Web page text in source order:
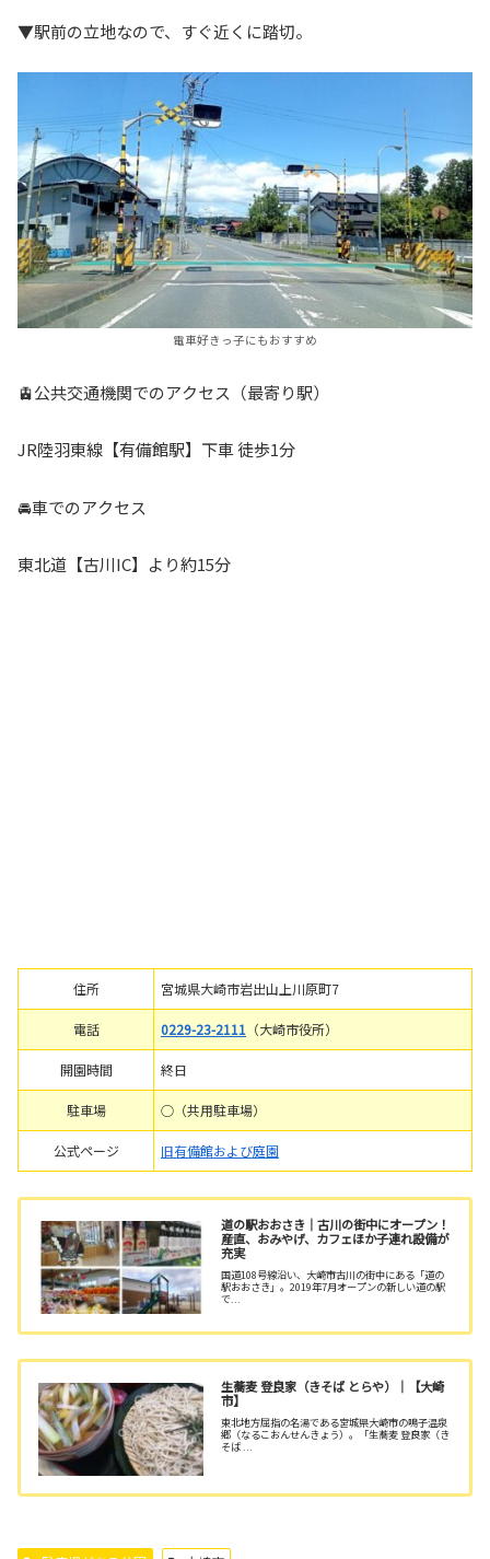
▼駅前の立地なので、すぐ近くに踏切。
電車好きっ子にもおすすめ
🚊公共交通機関でのアクセス（最寄り駅）
JR陸羽東線【有備館駅】下車 徒歩1分
🚘車でのアクセス
東北道【古川IC】より約15分
住所 宮城県大崎市岩出山上川原町7
電話 0229-23-2111 （大崎市役所）
開園時間 終日
駐車場 ○（共用駐車場）
公式ページ 旧有備館および庭園
道の駅おおさき｜古川の街中にオープン！
産直、おみやげ、カフェほか子連れ設備が
充実
国道108号線沿い、大崎市古川の街中にある「道の
駅おおさき」。2019年7月オープンの新しい道の駅
で...
生蕎麦 登良家（きそば とらや）｜【大崎
市】
東北地方屈指の名湯である宮城県大崎市の鳴子温泉
郷（なるこおんせんきょう）。「生蕎麦 登良家（き
そば ...